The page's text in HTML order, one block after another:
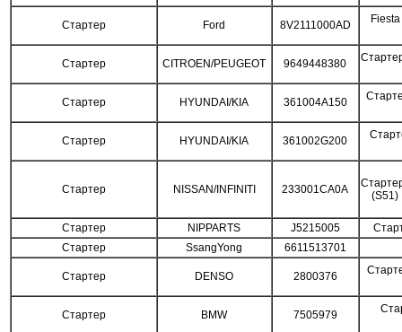
Стартер Ford 8V2111000AD
Стартер CITROEN/PEUGEOT 9649448380
Стартер HYUNDAI/KIA 361004A150
Стартер HYUNDAI/KIA 361002G200
Стартер NISSAN/INFINITI 233001CA0A
(S51)
Стартер NIPPARTS J5215005
Стартер
SsangYong 6611513701
Стартер DENSO 2800376
Стартер BMW 7505979